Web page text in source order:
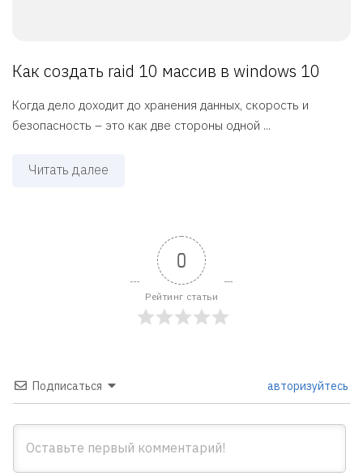
Как создать raid 10 массив в windows 10
Когда дело доходит до хранения данных, скорость и
безопасность – это как две стороны одной ...
Читать далее
0
Рейтинг статьи
Подписаться авторизуйтесь